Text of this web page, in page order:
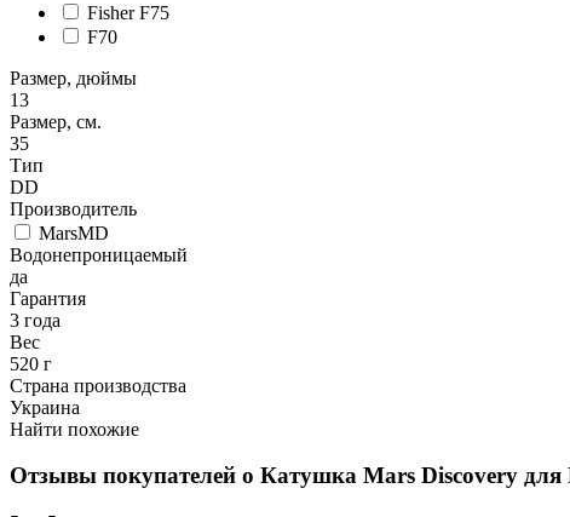
Fisher F75
F70
Размер, дюймы
13
Размер, см.
35
Тип
DD
Производитель
MarsMD
Водонепроницаемый
да
Гарантия
3 года
Вес
520 г
Страна производства
Украина
Найти похожие
Отзывы покупателей о Катушка Mars Discovery для